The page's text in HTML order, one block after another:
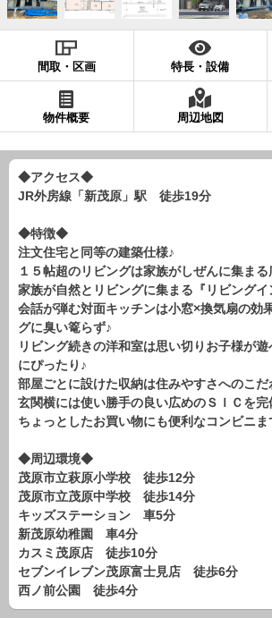
間取・区画 特長・設備
物件概要 周辺地図
◆アクセス◆
JR外房線「新茂原」駅 徒歩19分
◆特徴◆
注文住宅と同等の建築仕様♪
１５帖超のリビングは家族がしぜんに集まる
家族が自然とリビングに集まる『リビングイ
会話が弾む対面キッチンは小窓×換気扇の効
グに臭い篭らず♪
リビング続きの洋和室は思い切りお子様が
にぴったり♪
部屋ごとに設けた収納は住みやすさへのこだ
玄関横には使い勝手の良い広めのＳＩＣを完
ちょっとしたお買い物にも便利なコンビニま
◆周辺環境◆
茂原市立萩原小学校 徒歩12分
茂原市立茂原中学校 徒歩14分
キッズステーション 車5分
新茂原幼稚園 車4分
カスミ茂原店 徒歩10分
セブンイレブン茂原富士見店 徒歩6分
西ノ前公園 徒歩4分
千葉本店 松戸支店 成田支店 木更津
神奈川支店
スタッフ紹介
千葉本店 成田支店
神奈川支店
沖縄支店
売却査定 会社案内
お問い合わせ
プライバシーポリシー
物件検索
新築一戸建
エリアから探す
路線から探す
中古一戸建
路線から探す
マンション
エリアから探す
路線から探す
土 地
エリアから探す
路線から探す